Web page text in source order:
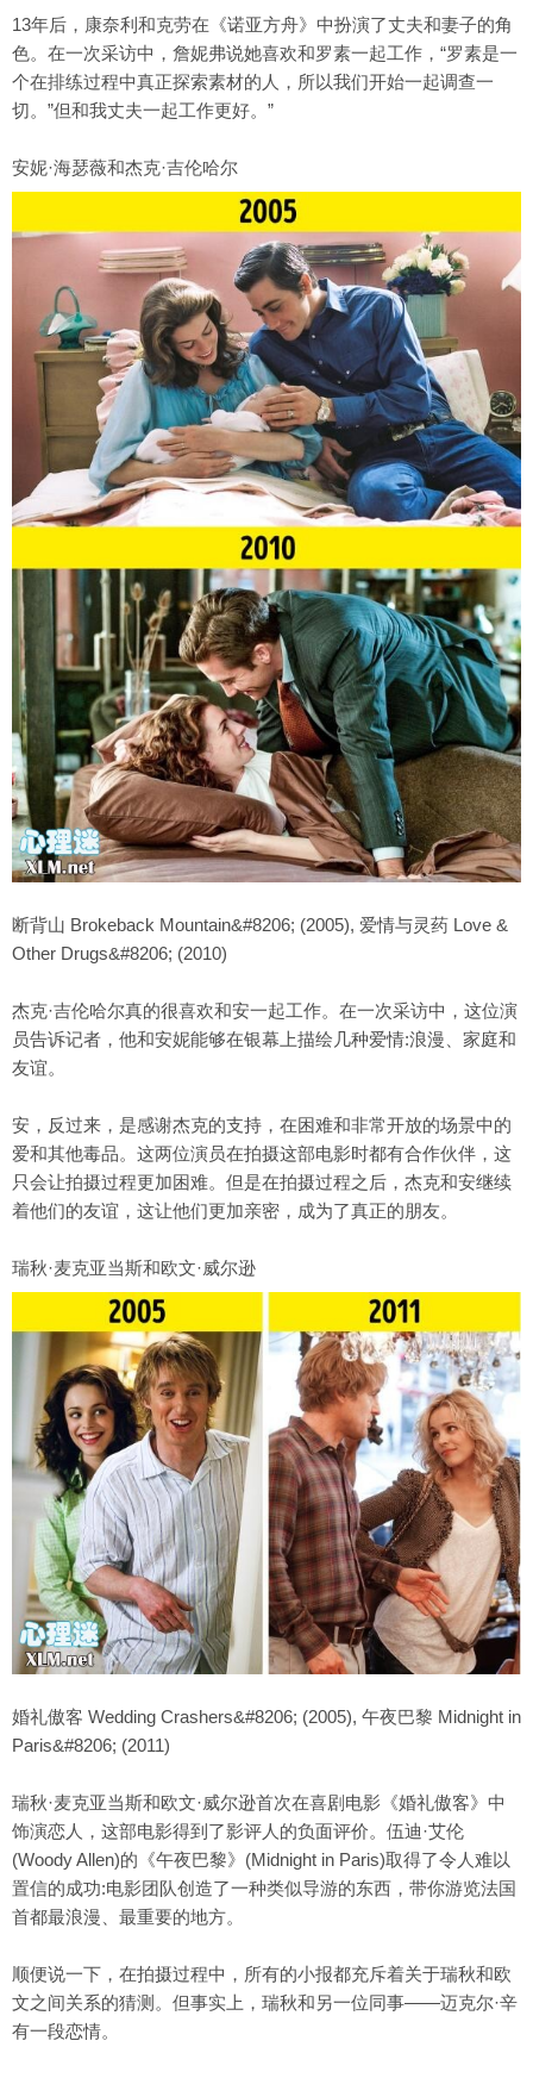
13年后，康奈利和克劳在《诺亚方舟》中扮演了丈夫和妻子的角
色。在一次采访中，詹妮弗说她喜欢和罗素一起工作，“罗素是一
个在排练过程中真正探索素材的人，所以我们开始一起调查一
切。”但和我丈夫一起工作更好。”
安妮·海瑟薇和杰克·吉伦哈尔
断背山 Brokeback Mountain&#8206; (2005), 爱情与灵药 Love &
Other Drugs&#8206; (2010)
杰克·吉伦哈尔真的很喜欢和安一起工作。在一次采访中，这位演
员告诉记者，他和安妮能够在银幕上描绘几种爱情:浪漫、家庭和
友谊。
安，反过来，是感谢杰克的支持，在困难和非常开放的场景中的
爱和其他毒品。这两位演员在拍摄这部电影时都有合作伙伴，这
只会让拍摄过程更加困难。但是在拍摄过程之后，杰克和安继续
着他们的友谊，这让他们更加亲密，成为了真正的朋友。
瑞秋·麦克亚当斯和欧文·威尔逊
婚礼傲客 Wedding Crashers&#8206; (2005), 午夜巴黎 Midnight in
Paris&#8206; (2011)
瑞秋·麦克亚当斯和欧文·威尔逊首次在喜剧电影《婚礼傲客》中
饰演恋人，这部电影得到了影评人的负面评价。伍迪·艾伦
(Woody Allen)的《午夜巴黎》(Midnight in Paris)取得了令人难以
置信的成功:电影团队创造了一种类似导游的东西，带你游览法国
首都最浪漫、最重要的地方。
顺便说一下，在拍摄过程中，所有的小报都充斥着关于瑞秋和欧
文之间关系的猜测。但事实上，瑞秋和另一位同事——迈克尔·辛
有一段恋情。